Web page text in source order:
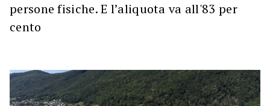
persone fisiche. E l’aliquota va all'83 per
cento